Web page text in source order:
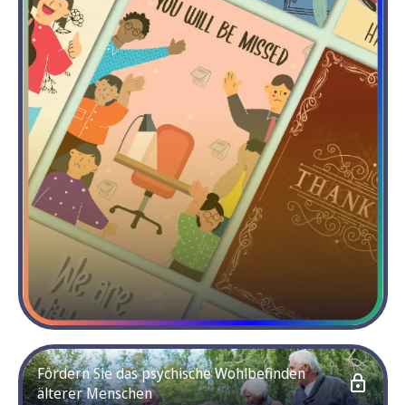
Fördern Sie das psychische Wohlbefinden
älterer Menschen